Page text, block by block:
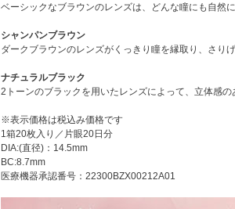
ベーシックなブラウンのレンズは、どんな瞳にも自然
シャンパンブラウン
ダークブラウンのレンズがくっきり瞳を縁取り、さり
ナチュラルブラック
2トーンのブラックを用いたレンズによって、立体感の
※表示価格は税込み価格です
1箱20枚入り／片眼20日分
DIA:(直径)：14.5mm
BC:8.7mm
医療機器承認番号：22300BZX00212A01